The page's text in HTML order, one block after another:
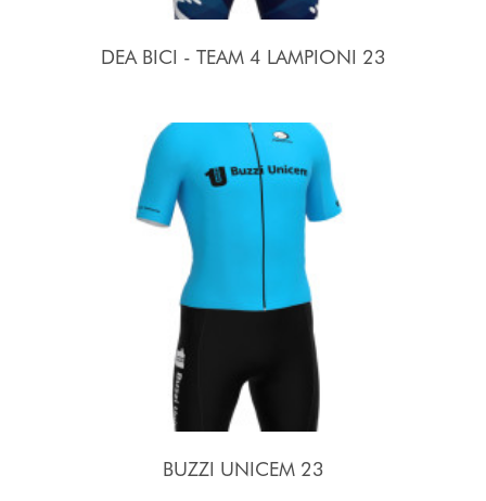
DEA BICI - TEAM 4 LAMPIONI 23
BUZZI UNICEM 23